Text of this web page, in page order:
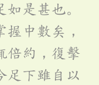
是甚也。
中數矣，
倍約，復擊
足下雖自以